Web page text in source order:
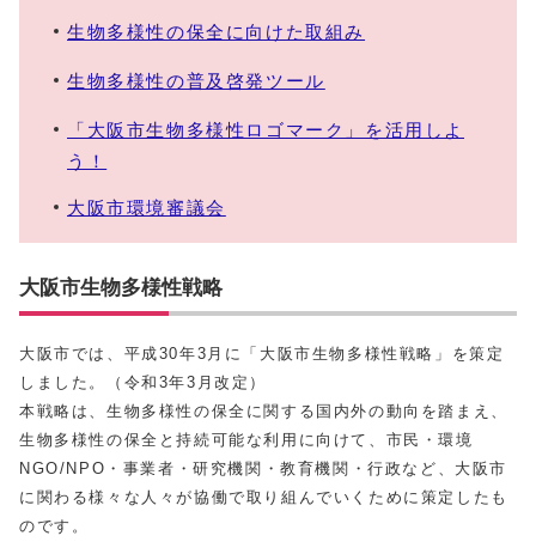
生物多様性の保全に向けた取組み
生物多様性の普及啓発ツール
「大阪市生物多様性ロゴマーク」を活用しよ
う！
大阪市環境審議会
大阪市生物多様性戦略
大阪市では、平成30年3月に「大阪市生物多様性戦略」を策定
しました。（令和3年3月改定）
本戦略は、生物多様性の保全に関する国内外の動向を踏まえ、
生物多様性の保全と持続可能な利用に向けて、市民・環境
NGO/NPO・事業者・研究機関・教育機関・行政など、大阪市
に関わる様々な人々が協働で取り組んでいくために策定したも
のです。